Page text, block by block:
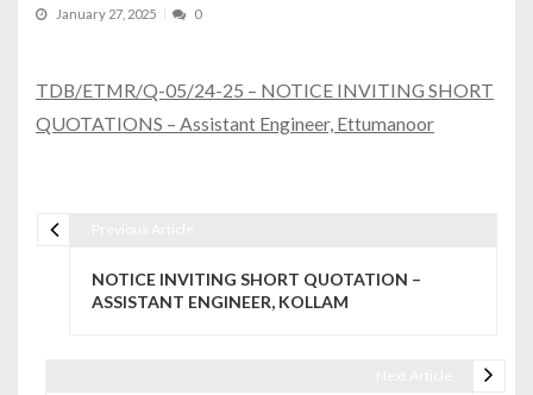
January 27, 2025 0
TDB/ETMR/Q-05/24-25 – NOTICE INVITING SHORT
QUOTATIONS – Assistant Engineer, Ettumanoor
NOTICE INVITING SHORT QUOTATION –
ASSISTANT ENGINEER, KOLLAM